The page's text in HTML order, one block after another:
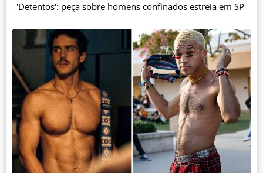
'Detentos': peça sobre homens confinados estreia em SP